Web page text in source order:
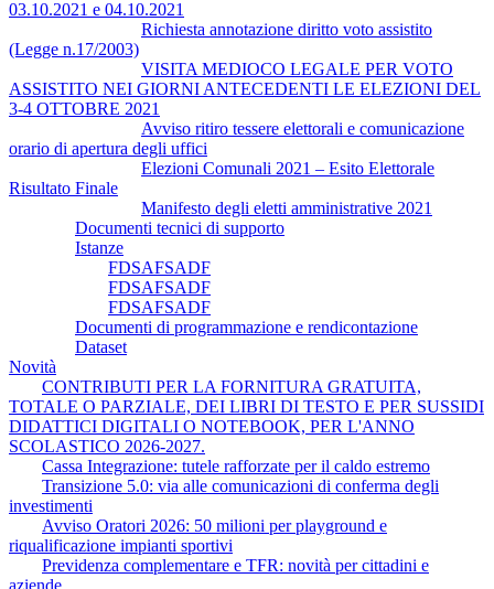
03.10.2021 e 04.10.2021
Richiesta annotazione diritto voto assistito
(Legge n.17/2003)
VISITA MEDIOCO LEGALE PER VOTO
ASSISTITO NEI GIORNI ANTECEDENTI LE ELEZIONI DEL
3-4 OTTOBRE 2021
Avviso ritiro tessere elettorali e comunicazione
orario di apertura degli uffici
Elezioni Comunali 2021 – Esito Elettorale
Risultato Finale
Manifesto degli eletti amministrative 2021
Documenti tecnici di supporto
Istanze
FDSAFSADF
FDSAFSADF
FDSAFSADF
Documenti di programmazione e rendicontazione
Dataset
Novità
CONTRIBUTI PER LA FORNITURA GRATUITA,
TOTALE O PARZIALE, DEI LIBRI DI TESTO E PER SUSSIDI
DIDATTICI DIGITALI O NOTEBOOK, PER L'ANNO
SCOLASTICO 2026-2027.
Cassa Integrazione: tutele rafforzate per il caldo estremo
Transizione 5.0: via alle comunicazioni di conferma degli
investimenti
Avviso Oratori 2026: 50 milioni per playground e
riqualificazione impianti sportivi
Previdenza complementare e TFR: novità per cittadini e
aziende